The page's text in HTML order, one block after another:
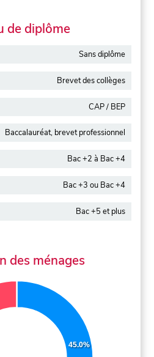
de diplôme
Sans diplôme
Brevet des collèges
CAP / BEP
Baccalauréat, brevet professionnel
Bac +2 à Bac +4
Bac +3 ou Bac +4
Bac +5 et plus
des ménages
45.0%